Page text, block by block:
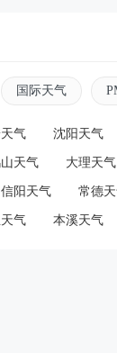
国际天气
气 沈阳天气
天气 大理天气
信阳天气 常德
气 本溪天气